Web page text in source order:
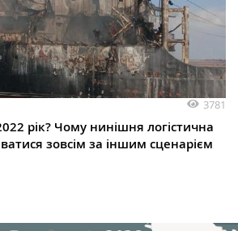
3781
рік? Чому нинішня логістична
зовсім за іншим сценарієм